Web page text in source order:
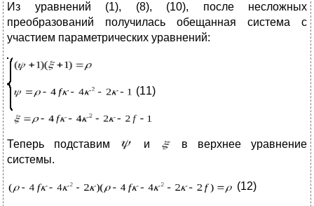
Из уравнений (1), (8), (10), после несложных
преобразований получилась обещанная система с
участием параметрических уравнений:
(11)
Теперь подставим и
в верхнее уравнение
системы.
(12)